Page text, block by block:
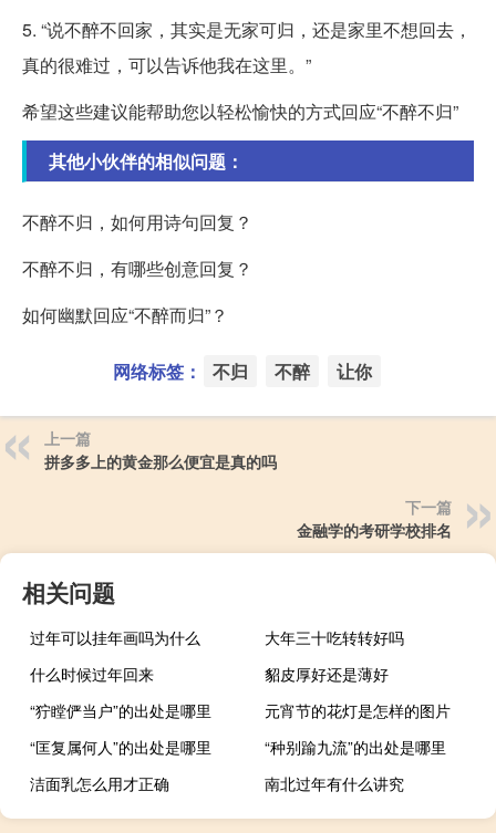
5. “说不醉不回家，其实是无家可归，还是家里不想回去，
真的很难过，可以告诉他我在这里。”
希望这些建议能帮助您以轻松愉快的方式回应“不醉不归”
其他小伙伴的相似问题：
不醉不归，如何用诗句回复？
不醉不归，有哪些创意回复？
如何幽默回应“不醉而归”？
网络标签： 不归 不醉 让你
上一篇
拼多多上的黄金那么便宜是真的吗
下一篇
金融学的考研学校排名
相关问题
过年可以挂年画吗为什么
大年三十吃转转好吗
什么时候过年回来
貂皮厚好还是薄好
“狞瞠俨当户”的出处是哪里
元宵节的花灯是怎样的图片
“匡复属何人”的出处是哪里
“种别踰九流”的出处是哪里
洁面乳怎么用才正确
南北过年有什么讲究